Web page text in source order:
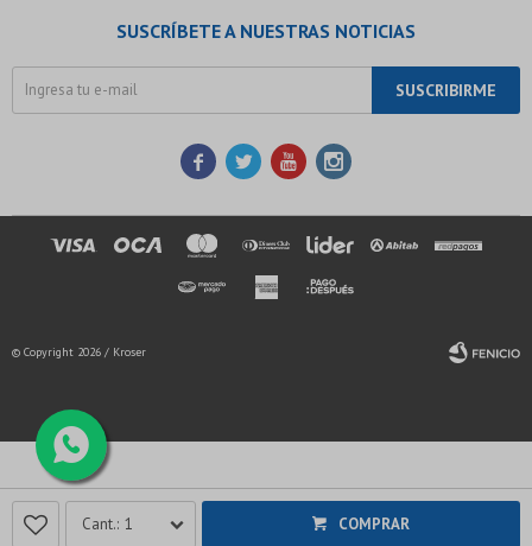
1 COMPRAR
SUSCRÍBETE A NUESTRAS NOTICIAS
SUSCRIBIRME
   
© Copyright 2026 / Kroser